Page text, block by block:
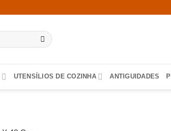
UTENSÍLIOS DE COZINHA ANTIGUIDADES